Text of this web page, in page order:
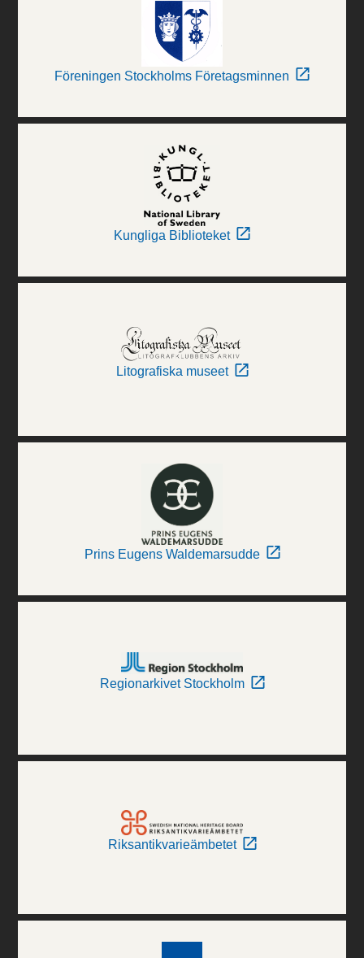
Föreningen Stockholms Företagsminnen
Kungliga Biblioteket
Litografiska museet
Prins Eugens Waldemarsudde
Regionarkivet Stockholm
Riksantikvarieämbetet